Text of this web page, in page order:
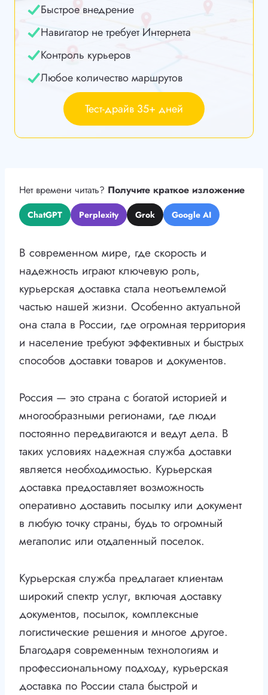
Быстрое внедрение
Навигатор не требует Интернета
Контроль курьеров
Любое количество маршрутов
Тест-драйв 35+ дней
Нет времени читать? Получите краткое изложение
ChatGPT Perplexity Grok Google AI
В современном мире, где скорость и
надежность играют ключевую роль,
курьерская доставка стала неотъемлемой
частью нашей жизни. Особенно актуальной
она стала в России, где огромная территория
и население требуют эффективных и быстрых
способов доставки товаров и документов.
Россия — это страна с богатой историей и
многообразными регионами, где люди
постоянно передвигаются и ведут дела. В
таких условиях надежная служба доставки
является необходимостью. Курьерская
доставка предоставляет возможность
оперативно доставить посылку или документ
в любую точку страны, будь то огромный
мегаполис или отдаленный поселок.
Курьерская служба предлагает клиентам
широкий спектр услуг, включая доставку
документов, посылок, комплексные
логистические решения и многое другое.
Благодаря современным технологиям и
профессиональному подходу, курьерская
доставка по России стала быстрой и